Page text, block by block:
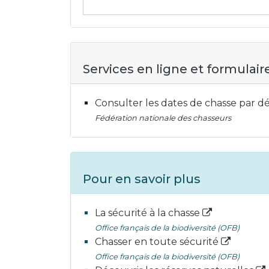
Services en ligne et
Consulter les dates de chasse par
Fédération nationale des chasseurs
Pour en savoir plus
La sécurité à la chasse
Office français de la biodiversité (OFB)
Chasser en toute sécurité
Office français de la biodiversité (OFB)